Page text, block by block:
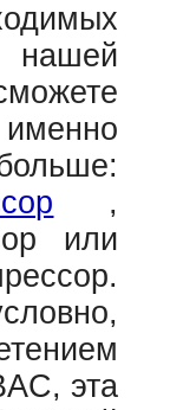
,
или
эта